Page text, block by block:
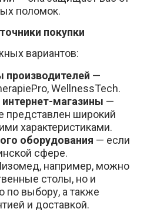
поломок.
покупки
вариантов:
—
WellnessTech.
магазины —
представлен широкий
характеристиками.
оборудования — если
сфере.
например, можно
столы, но и
по выбору, а также
и доставкой.